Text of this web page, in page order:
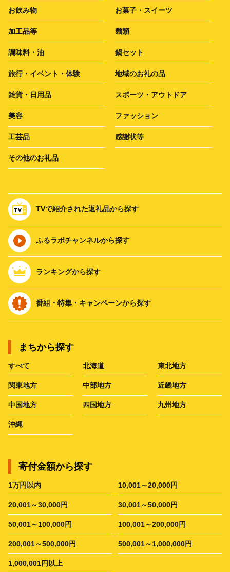
お飲み物 お菓子・スイーツ
加工品等 麺類
調味料・油 鍋セット
旅行・イベント・体験 地域のお礼の品
雑貨・日用品 スポーツ・アウトドア
美容 ファッション
工芸品 感謝状等
その他のお礼品
TVで紹介された返礼品から探す
ふるラボチャンネルから探す
ランキングから探す
番組・特集・キャンペーンから探す
まちから探す
すべて 北海道 東北地方
関東地方 中部地方 近畿地方
中国地方 四国地方 九州地方
沖縄
寄付金額から探す
1万円以内 10,001～20,000円
20,001～30,000円 30,001～50,000円
50,001～100,000円 100,001～200,000円
200,001～500,000円 500,001～1,000,000円
1,000,001円以上